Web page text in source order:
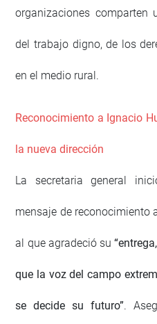
organizaciones
del trabajo digno, de los
en el medio rural.
Reconocimiento a Ignacio
la nueva dirección
La secretaria general
mensaje de reconocimiento
al que agradeció su
que la voz del campo
se decide su futuro”.